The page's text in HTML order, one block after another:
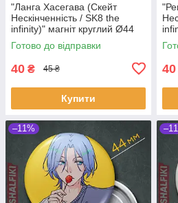
"Ланга Хасегава (Скейт
Нескінченність / SK8 the
infinity)" магніт круглий Ø44
мм
Готово до відправки
40 ₴ 45 ₴
Купити
мм
40
–11%